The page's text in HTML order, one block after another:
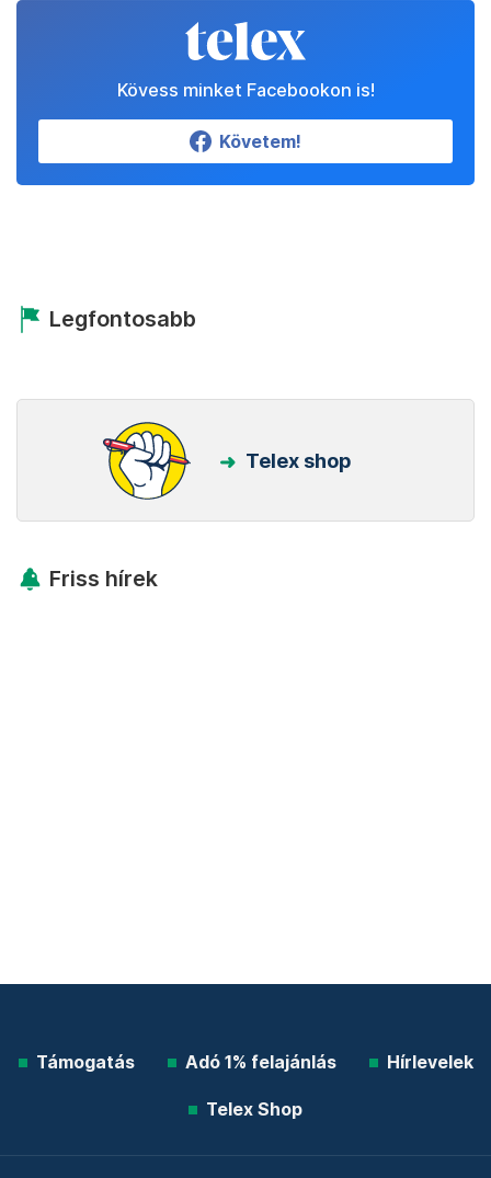
Kövess minket Facebookon is!
Követem!
Legfontosabb
Telex shop
Friss hírek
Támogatás Adó 1% felajánlás Hírlevelek
Telex Shop